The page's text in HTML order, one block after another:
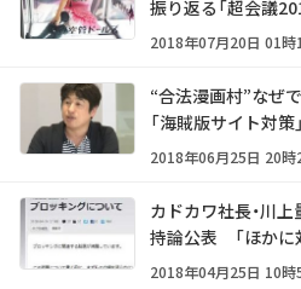
振り返る「超会議
2018年07月20日 01時
“合法漫画村”なぜ
「海賊版サイト対策
2018年06月25日 20時
カドカワ社長・川上
持論公表 「ほかに
2018年04月25日 10時